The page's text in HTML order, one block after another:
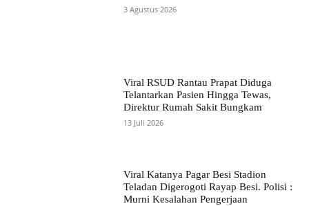
3 Agustus 2026
Viral RSUD Rantau Prapat Diduga
Telantarkan Pasien Hingga Tewas,
Direktur Rumah Sakit Bungkam
13 Juli 2026
Viral Katanya Pagar Besi Stadion
Teladan Digerogoti Rayap Besi. Polisi :
Murni Kesalahan Pengerjaan